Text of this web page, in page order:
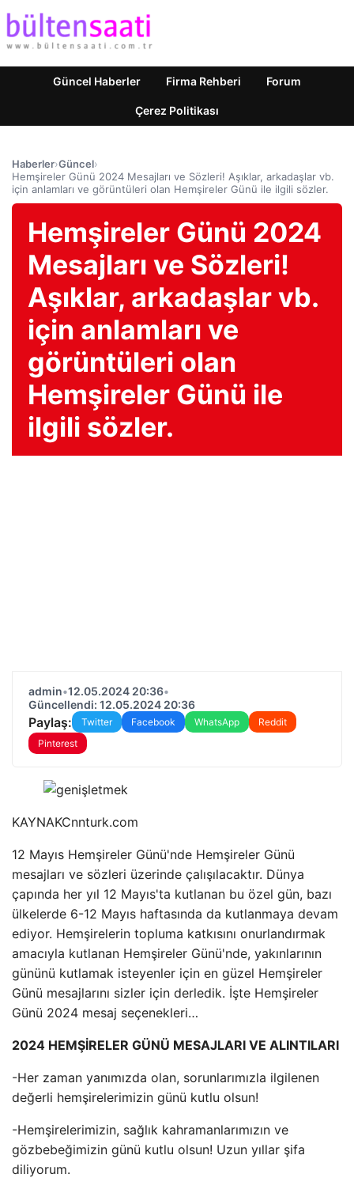
Güncel Haberler Firma Rehberi Forum
Çerez Politikası
Haberler›Güncel›
Hemşireler Günü 2024 Mesajları ve Sözleri! Aşıklar, arkadaşlar vb.
için anlamları ve görüntüleri olan Hemşireler Günü ile ilgili sözler.
Hemşireler Günü 2024
Mesajları ve Sözleri!
Aşıklar, arkadaşlar vb.
için anlamları ve
görüntüleri olan
Hemşireler Günü ile
ilgili sözler.
admin•12.05.2024 20:36•
Güncellendi: 12.05.2024 20:36
Paylaş: Twitter Facebook WhatsApp
Reddit
Pinterest
KAYNAKCnnturk.com
12 Mayıs Hemşireler Günü'nde Hemşireler Günü
mesajları ve sözleri üzerinde çalışılacaktır. Dünya
çapında her yıl 12 Mayıs'ta kutlanan bu özel gün, bazı
ülkelerde 6-12 Mayıs haftasında da kutlanmaya devam
ediyor. Hemşirelerin topluma katkısını onurlandırmak
amacıyla kutlanan Hemşireler Günü'nde, yakınlarının
gününü kutlamak isteyenler için en güzel Hemşireler
Günü mesajlarını sizler için derledik. İşte Hemşireler
Günü 2024 mesaj seçenekleri…
2024 HEMŞİRELER GÜNÜ MESAJLARI VE ALINTILARI
-Her zaman yanımızda olan, sorunlarımızla ilgilenen
değerli hemşirelerimizin günü kutlu olsun!
-Hemşirelerimizin, sağlık kahramanlarımızın ve
gözbebeğimizin günü kutlu olsun! Uzun yıllar şifa
diliyorum.